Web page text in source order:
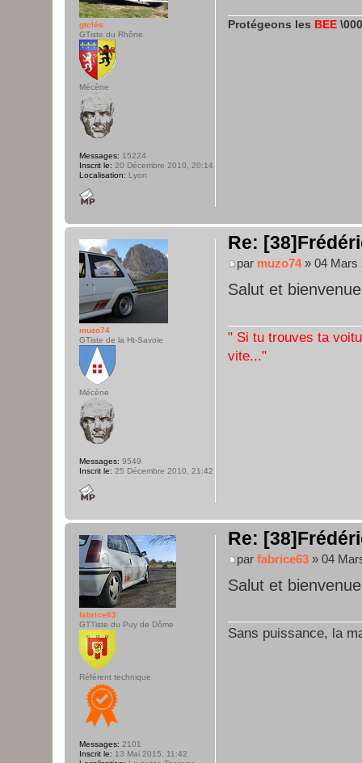
Protégeons les BEE
gtclés
GTiste du Rhône
Mécène
Messages: 15224
Inscrit le: 20 Décembre 2010, 20:14
Localisation: Lyon
Re:
par muzo74» 04 Mars
Salut et
" Si tu trouves ta
vite..."
muzo74
GTiste de la Ht-Savoie
Mécène
Messages: 9549
Inscrit le: 25 Décembre 2010, 21:42
Re:
par fabrice63 » 04
Salut et
Sans puissance, la
fabrice63
GTTiste du Puy de Dôme
Référent technique
Messages: 2101
Inscrit le: 13 Mai 2015, 11:42